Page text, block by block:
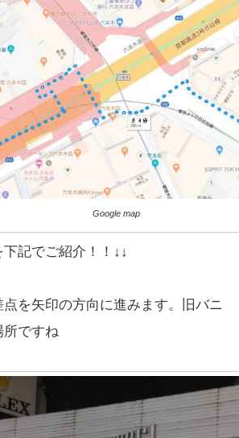
Google map
記でご紹介！！↓↓
を矢印の方向に進みます。旧バニ
所ですね